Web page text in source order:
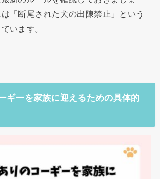
「断尾された犬の出陳禁止」という
います。
ギーを家族に迎えるための具体的